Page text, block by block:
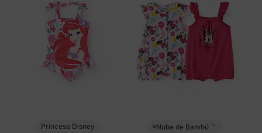
Princesa Disney Nube de Bambú ™